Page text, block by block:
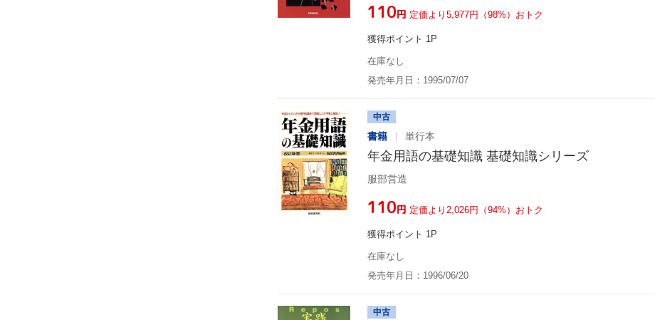
¥110円 定価より5,977円（98%）おトク
獲得ポイント 1P
在庫なし
発売年月日：1995/07/07
中古
書籍 単行本
年金用語の基礎知識 基礎知識シリーズ
服部営造
¥110円 定価より2,026円（94%）おトク
獲得ポイント 1P
在庫なし
発売年月日：1996/06/20
中古